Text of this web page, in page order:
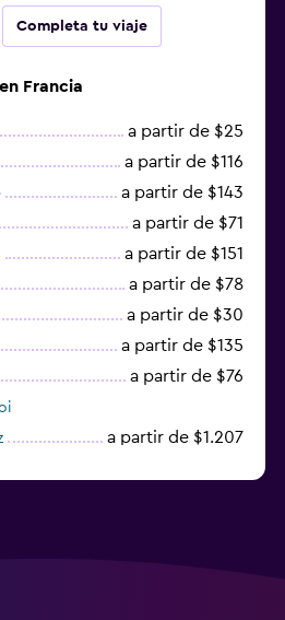
Completa tu viaje
Francia
a partir de $25
a partir de $116
a partir de $143
a partir de $71
a partir de $151
a partir de $78
a partir de $30
a partir de $135
a partir de $76
a partir de $1.207